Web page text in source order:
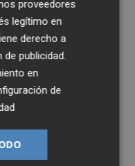
proveedores
legítimo en
derecho a
de publicidad.
en
de